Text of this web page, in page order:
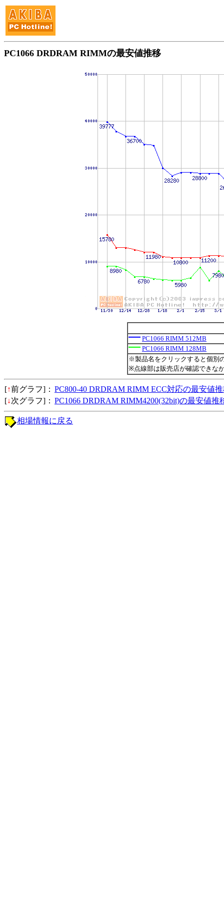
PC1066 DRDRAM RIMMの最安値推移
PC1066 RIMM 512MB
PC1066 RIMM 128MB
※製品名をクリックすると個別
※点線部は販売店が確認できな
[↑前グラフ]： PC800-40 DRDRAM RIMM ECC対応の最安値
[↓次グラフ]： PC1066 DRDRAM RIMM4200(32bit)の最安値推
相場情報に戻る